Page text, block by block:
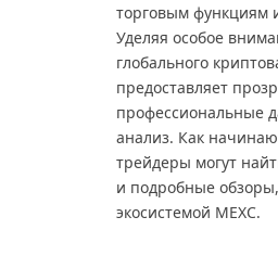
торговым функциям
Уделяя особое
глобального
предоставляет
профессиональные
анализ. Как
трейдеры могут
и подробные
экосистемой MEXC.